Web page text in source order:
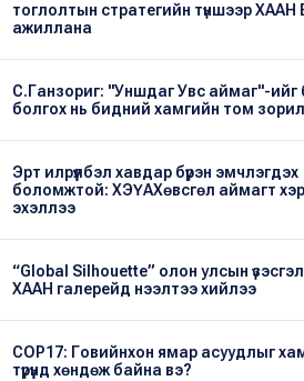
тоглолтын стратегийн түншээр ХААН
ажиллана
С.Ганзориг: "Уншдаг Увс аймаг"-ийг
болгох нь бидний хамгийн том
Эрт илрүүлбэл хавдар бүрэн эмчлэгдэх
боломжтой: ХЭҮА​Хөвсгөл аймагт
эхэллээ
“Global Silhouette” олон улсын
ХААН галерейд нээлтээ хийлээ
COP17: Говийнхон ямар асуудлыг
түрүүнд хөндөж байна вэ?